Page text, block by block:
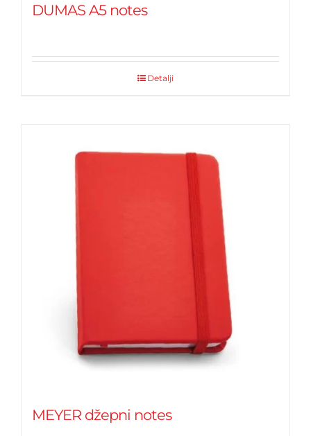
DUMAS A5 notes
Detalji
MEYER džepni notes